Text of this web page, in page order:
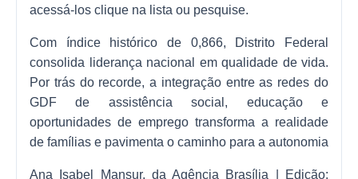
acessá-los clique na lista ou pesquise.
Com índice histórico de 0,866, Distrito Federal
consolida liderança nacional em qualidade de vida.
Por trás do recorde, a integração entre as redes do
GDF de assistência social, educação e
oportunidades de emprego transforma a realidade
de famílias e pavimenta o caminho para a autonomia
Ana Isabel Mansur, da Agência Brasília | Edição: